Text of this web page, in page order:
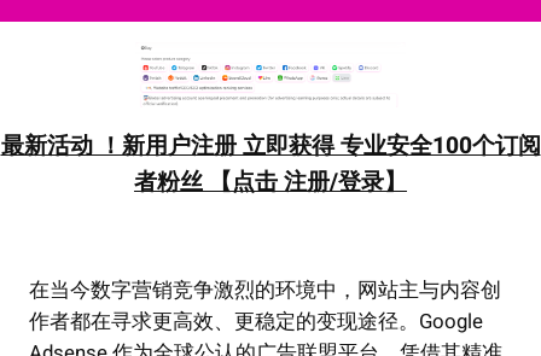
最新活动 ！新用户注册 立即获得 专业安全100个订阅
者粉丝 【点击 注册/登录】
在当今数字营销竞争激烈的环境中，网站主与内容创
作者都在寻求更高效、更稳定的变现途径。Google